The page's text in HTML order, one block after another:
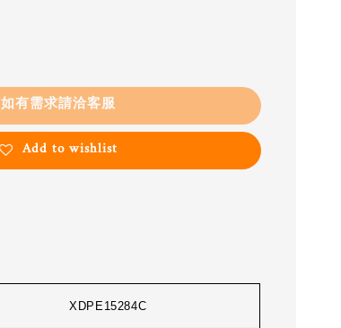
如有需求請洽客服
Add to wishlist
XDPE15284C